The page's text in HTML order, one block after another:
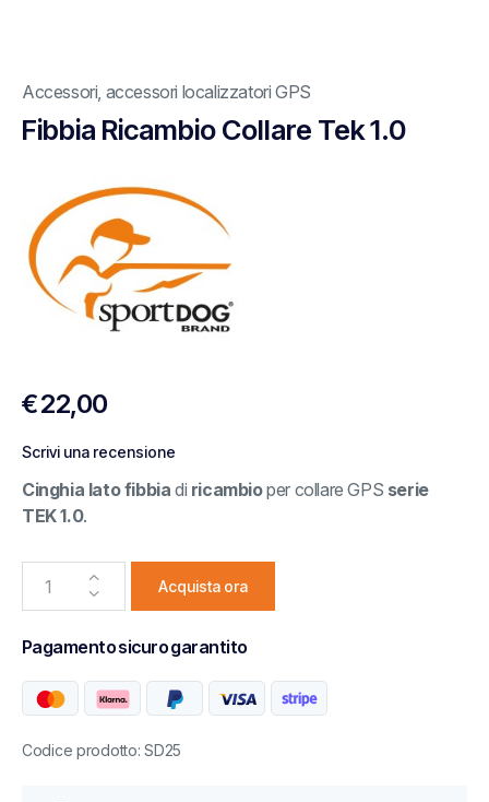
Accessori accessori localizzatori GPS
Fibbia Ricambio Collare Tek 1.0
€22,00
Scrivi una recensione
Cinghia lato fibbia di ricambioper collare GPS serie
TEK 1.0.
Acquista ora
Pagamento sicuro garantito
Codice prodotto: SD25